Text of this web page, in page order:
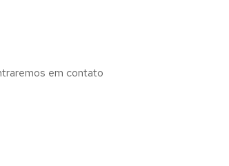
em contato